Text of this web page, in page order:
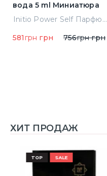
вода 5 ml Миниатюра
Initio Power Self Парфюмированная вода 5 ml Миниатюра
581 грн грн 756грнгрн
ХИТ ПРОДАЖ
TOP SALE